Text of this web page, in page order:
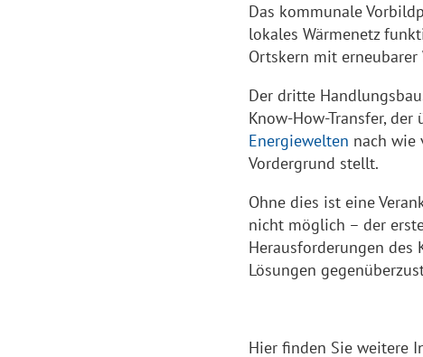
Das kommunale
lokales Wärmenetz
Ortskern mit erneubarer
Der dritte
Know-How-Transfer,
Energiewelten nach wie
Vordergrund stellt.
Ohne dies ist eine
nicht möglich – der
Herausforderungen des
Lösungen
Hier finden Sie weitere